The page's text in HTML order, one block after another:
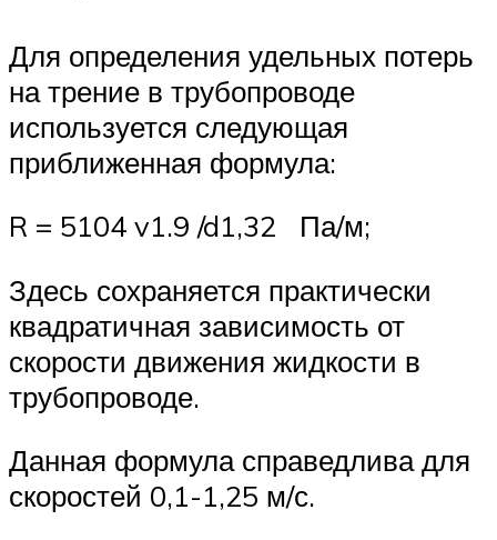
Для определения удельных потерь
на трение в трубопроводе
используется следующая
приближенная формула:
R = 5104 v1.9 /d1,32 Па/м;
Здесь сохраняется практически
квадратичная зависимость от
скорости движения жидкости в
трубопроводе.
Данная формула справедлива для
скоростей 0,1-1,25 м/с.